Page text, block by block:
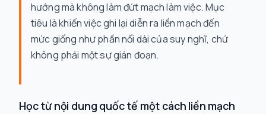
hướng mà không làm đứt mạch làm việc. Mục
tiêu là khiến việc ghi lại diễn ra liền mạch đến
mức giống như phần nối dài của suy nghĩ, chứ
không phải một sự gián đoạn.
Học từ nội dung quốc tế một cách liền mạch